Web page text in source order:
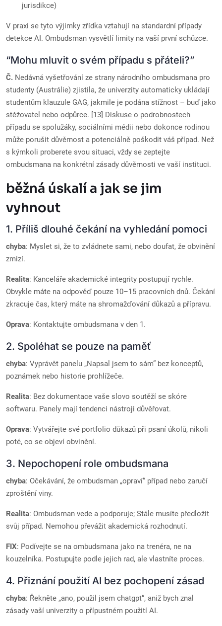
jurisdikce)
V praxi se tyto výjimky zřídka vztahují na standardní případy
detekce AI. Ombudsman vysvětlí limity na vaší první schůzce.
“Mohu mluvit o svém případu s přáteli?”
Č. Nedávná vyšetřování ze strany národního ombudsmana pro
studenty (Austrálie) zjistila, že univerzity automaticky ukládají
studentům klauzule GAG, jakmile je podána stížnost – buď jako
stěžovatel nebo odpůrce. [13] Diskuse o podrobnostech
případu se spolužáky, sociálními médii nebo dokonce rodinou
může porušit důvěrnost a potenciálně poškodit váš případ. Než
s kýmkoli proberete svou situaci, vždy se zeptejte
ombudsmana na konkrétní zásady důvěrnosti ve vaší instituci.
běžná úskalí a jak se jim
vyhnout
1. Příliš dlouhé čekání na vyhledání pomoci
chyba: Myslet si, že to zvládnete sami, nebo doufat, že obvinění
zmizí.
Realita: Kanceláře akademické integrity postupují rychle.
Obvykle máte na odpověď pouze 10–15 pracovních dnů. Čekání
zkracuje čas, který máte na shromažďování důkazů a přípravu.
Oprava: Kontaktujte ombudsmana v den 1.
2. Spoléhat se pouze na paměť
chyba: Vyprávět panelu „Napsal jsem to sám“ bez konceptů,
poznámek nebo historie prohlížeče.
Realita: Bez dokumentace vaše slovo soutěží se skóre
softwaru. Panely mají tendenci nástroji důvěřovat.
Oprava: Vytvářejte své portfolio důkazů při psaní úkolů, nikoli
poté, co se objeví obvinění.
3. Nepochopení role ombudsmana
chyba: Očekávání, že ombudsman „opraví“ případ nebo zaručí
zproštění viny.
Realita: Ombudsman vede a podporuje; Stále musíte předložit
svůj případ. Nemohou převážit akademická rozhodnutí.
FIX: Podívejte se na ombudsmana jako na trenéra, ne na
kouzelníka. Postupujte podle jejich rad, ale vlastníte proces.
4. Přiznání použití AI bez pochopení zásad
chyba: Řekněte „ano, použil jsem chatgpt“, aniž bych znal
zásady vaší univerzity o přípustném použití AI.